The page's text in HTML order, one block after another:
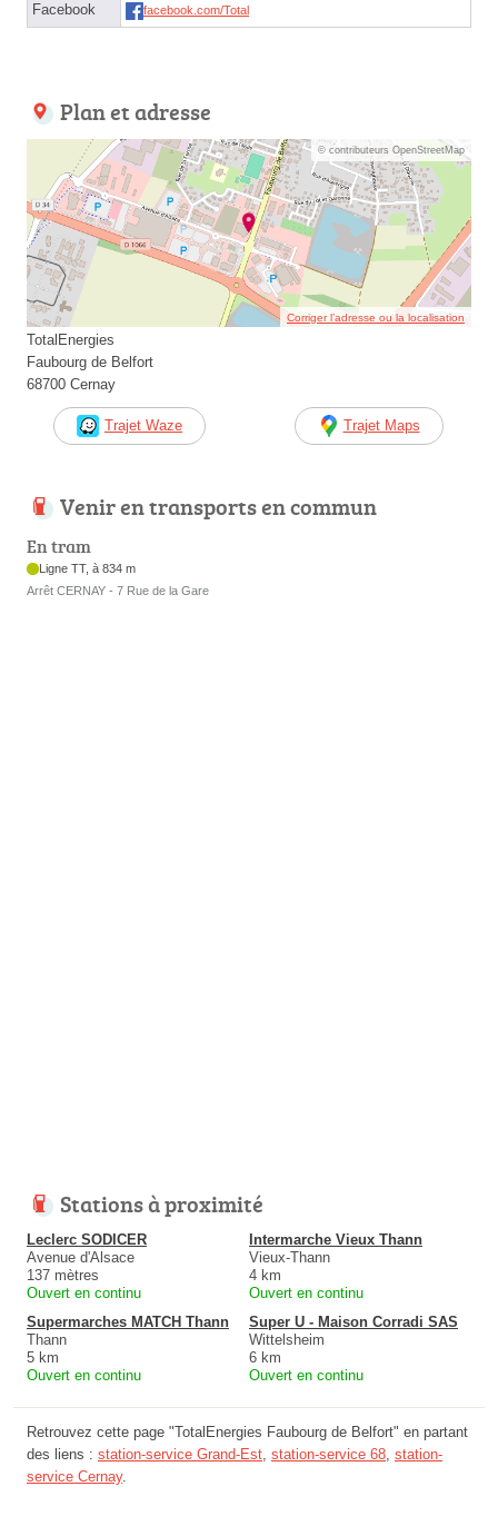
Facebook facebook.com/Total
Plan et adresse
© contributeurs OpenStreetMap
Corriger l’adresse ou la localisation
TotalEnergies
Faubourg de Belfort
68700 Cernay
Trajet Waze Trajet Maps
Venir en transports en commun
En tram
Ligne TT, à 834 m
Arrêt CERNAY - 7 Rue de la Gare
Stations à proximité
Leclerc SODICER
Avenue d'Alsace
137 mètres
Ouvert en continu
Intermarche Vieux Thann
Vieux-Thann
4 km
Ouvert en continu
Supermarches MATCH Thann
Thann
5 km
Ouvert en continu
Super U - Maison Corradi SAS
Wittelsheim
6 km
Ouvert en continu
Retrouvez cette page "TotalEnergies Faubourg de Belfort" en partant
des liens : station-service Grand-Est, station-service 68, station-
service Cernay.